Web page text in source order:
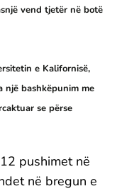
vend tjetër në botë
e Kalifornisë,
një bashkëpunim me
se përse
pushimet në
në bregun e